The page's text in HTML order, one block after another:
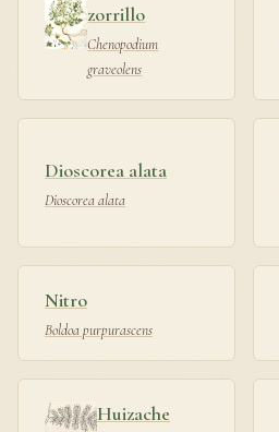
zorrillo
Chenopodium
graveolens
Dioscorea alata
Dioscorea alata
Nitro
Boldoa purpurascens
Huizache